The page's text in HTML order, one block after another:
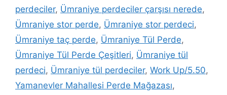
perdeciler, Ümraniye perdeciler çarşısı nerede,
Ümraniye stor perde, Ümraniye stor perdeci,
Ümraniye taç perde, Ümraniye Tül Perde,
Ümraniye Tül Perde Çeşitleri, Ümraniye tül
perdeci, Ümraniye tül perdeciler, Work Up/5.50,
Yamanevler Mahallesi Perde Mağazası,